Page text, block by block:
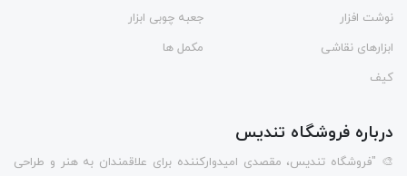
نوشت افزار
جعبه چوبی ابزار
ابزارهای نقاشی
مکمل ها
کیف
درباره فروشگاه تندیس
🎨 "فروشگاه تندیس، مقصدی امیدوارکننده برای علاقمندان به هنر و طراحی